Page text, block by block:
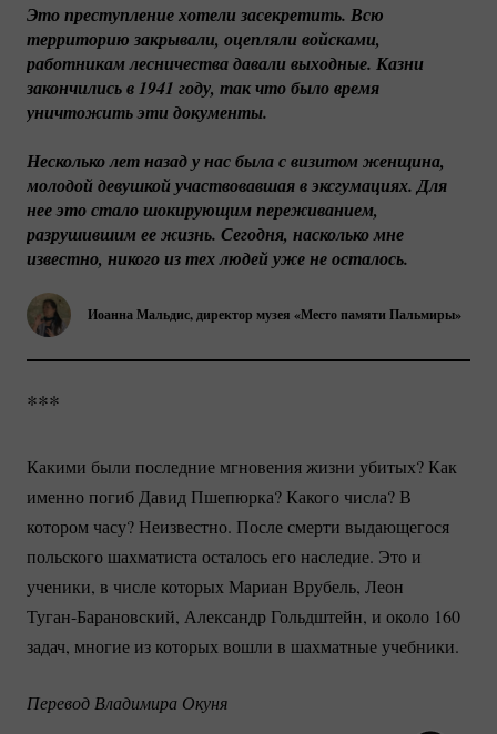
Иоанна Мальдис, директор музея «Место памяти Пальмиры»
Это преступление хотели засекретить. Всю
территорию закрывали, оцепляли войсками,
работникам лесничества давали выходные. Казни
закончились в 1941 году, так что было время
уничтожить эти документы.
Несколько лет назад у нас была с визитом женщина,
молодой девушкой участвовавшая в эксгумациях. Для
нее это стало шокирующим переживанием,
разрушившим ее жизнь. Сегодня, насколько мне
известно, никого из тех людей уже не осталось.
***
Какими были последние мгновения жизни убитых? Как
именно погиб Давид Пшепюрка? Какого числа? В
котором часу? Неизвестно. После смерти выдающегося
польского шахматиста осталось его наследие. Это и
ученики, в числе которых Мариан Врубель, Леон
Туган-Барановский, Александр Гольдштейн, и около 160
задач, многие из которых вошли в шахматные учебники.
Перевод Владимира Окуня